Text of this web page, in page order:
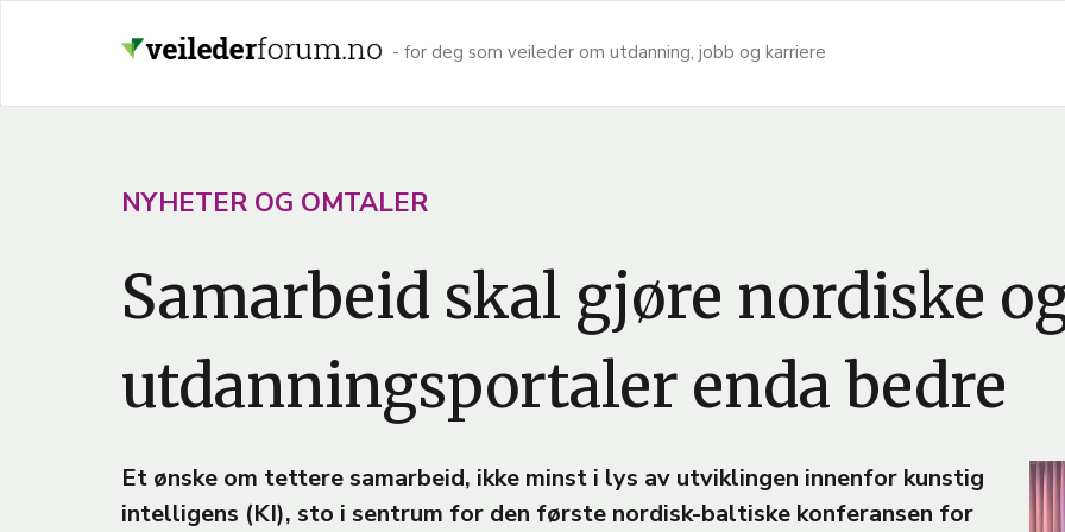
- for deg som veileder om utdanning, jobb og karriere
A
T
I
L
T
E
NYHETER OG OMTALER
Samarbeid skal gjøre nordiske
utdanningsportaler enda bedre
Et ønske om tettere samarbeid, ikke minst i lys av utviklingen innenfor kunstig
intelligens (KI), sto i sentrum for den første nordisk-baltiske konferansen for
B
i